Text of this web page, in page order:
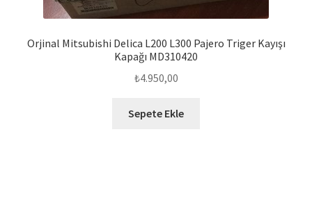
Orjinal Mitsubishi Delica L200 L300 Pajero Triger Kayışı
Kapağı MD310420
₺4.950,00
Sepete Ekle